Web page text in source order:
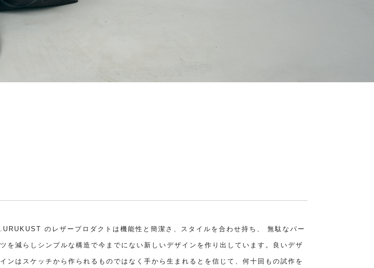
.URUKUST のレザープロダクトは機能性と簡潔さ、スタイルを合わせ持ち、 無駄なパー
ツを減らしシンプルな構造で今までにない新しいデザインを作り出しています。良いデザ
インはスケッチから作られるものではなく手から生まれるとを信じて、何十回もの試作を